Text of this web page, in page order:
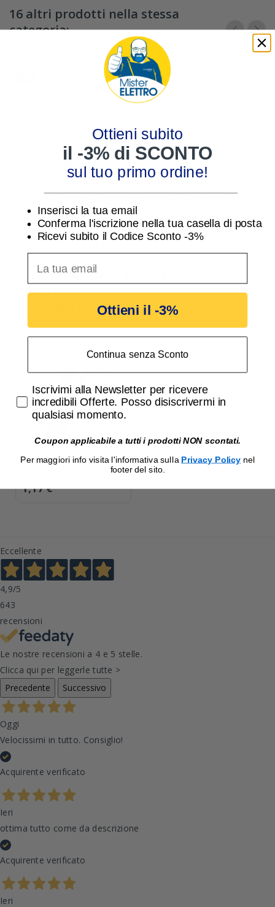
16 altri prodotti nella stessa
categoria:
Lampo G6012WE27BN
2,05 € 1,99 €
-3%
CO10WE14BN
2,80 € 2,72 €
I clienti che hanno acquistato
questo prodotto hanno
acquistato anche:
Cavo elettrico
Antifiamma FS18 5X1
con Giallo Verde
1,17 €
Eccellente
4,9/5
643
recensioni
Le nostre recensioni a 4 e 5 stelle.
Clicca qui per leggerle tutte >
Precedente
Successivo
Oggi
Velocissimi in tutto. Consiglio!
Acquirente verificato
Ieri
ottima tutto come da descrizione
Acquirente verificato
Ieri
Ottieni subito
il -3% di SCONTO
sul tuo primo ordine!
Inserisci la tua email
Conferma l'iscrizione nella tua casella di posta
Ricevi subito il Codice Sconto -3%
Ottieni il -3%
Continua senza Sconto
Accetta di ricevere email promozionali
Iscrivimi alla Newsletter per ricevere
incredibili Offerte. Posso disiscrivermi in
qualsiasi momento.
Coupon applicabile a tutti i prodotti NON scontati.
Per maggiori info visita l'informativa sulla Privacy Policy nel
footer del sito.